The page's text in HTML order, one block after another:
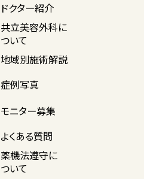
ドクター紹介
共立美容外科に
ついて
地域別施術解説
症例写真
モニター募集
よくある質問
薬機法遵守に
ついて